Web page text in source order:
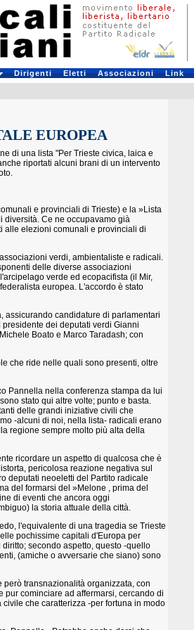
Dirigenti Eletti Associazioni Link
EUROPEA
di una lista "Per Trieste civica, laica e
riportati alcuni brani di un intervento
e provinciali di Trieste) e la »Lista
diversità. Ce ne occupavamo già
alle elezioni comunali e provinciali di
verdi, ambientaliste e radicali.
delle diverse associazioni
verde ed ecopacifista (il Mir,
europea. L'accordo è stato
assicurando candidature di parlamentari
dei deputati verdi Gianni
Boato e Marco Taradash; con
che ride nelle quali sono presenti, oltre
Pannella nella conferenza stampa da lui
stato qui altre volte; punto e basta.
delle grandi iniziative civili che
-alcuni di noi, nella lista- radicali erano
regione sempre molto più alta della
ricordare un aspetto di qualcosa che è
pericolosa reazione negativa sul
deputati neoeletti del Partito radicale
del formarsi del »Melone , prima del
di eventi che ancora oggi
la storia attuale della città.
l'equivalente di una tragedia se Trieste
pochissime capitali d'Europa per
secondo aspetto, questo -quello
(amiche o avversarie che siano) sono
però transnazionalità organizzata, con
cominciare ad affermarsi, cercando di
che caratterizza -per fortuna in modo